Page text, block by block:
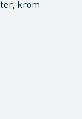
krom